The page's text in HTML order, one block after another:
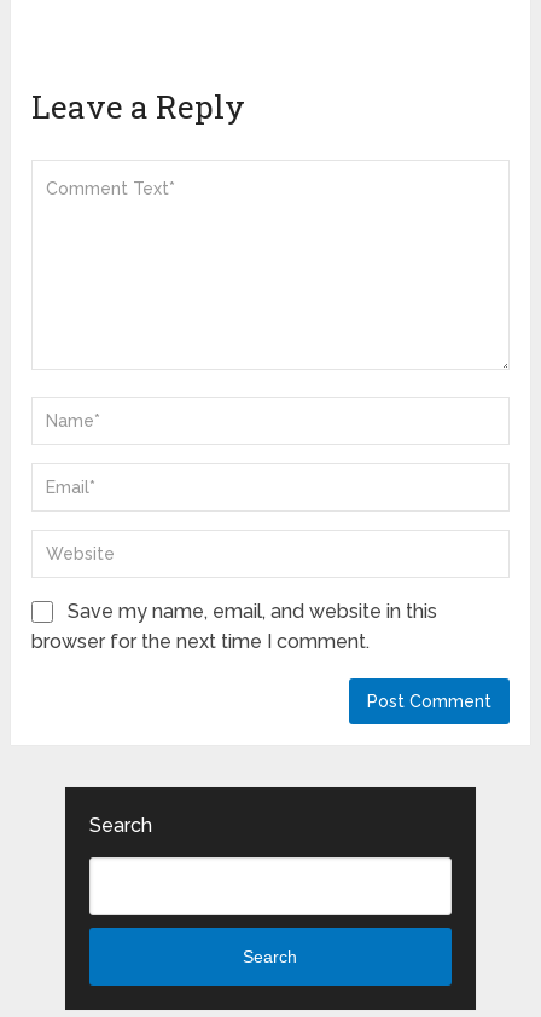
Leave a Reply
Save my name, email, and website in this
browser for the next time I comment.
Search
Search